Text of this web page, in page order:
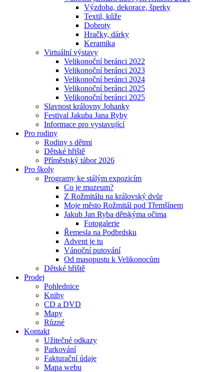
Výzdoba, dekorace, šperky
Textil, kůže
Dobroty
Hračky, dárky
Keramika
Virtuální výstavy
Velikonoční beránci 2022
Velikonoční beránci 2023
Velikonoční beránci 2024
Velikonoční beránci 2025
Velikonoční beránci 2025
Slavnost královny Johanky
Festival Jakuba Jana Ryby
Informace pro vystavující
Pro rodiny
Rodiny s dětmi
Dětské hřiště
Příměstský tábor 2026
Pro školy
Programy ke stálým expozicím
Co je muzeum?
Z Rožmitálu na královský dvůr
Moje město Rožmitál pod Třemšínem
Jakub Jan Ryba dětskýma očima
Fotogalerie
Řemesla na Podbrdsku
Advent je tu
Vánoční putování
Od masopustu k Velikonocům
Dětské hřiště
Prodej
Pohlednice
Knihy
CD a DVD
Mapy
Různé
Kontakt
Užitečné odkazy
Parkování
Fakturační údaje
Mapa webu